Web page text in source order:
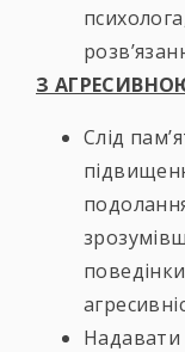
З
Слід
Надавати